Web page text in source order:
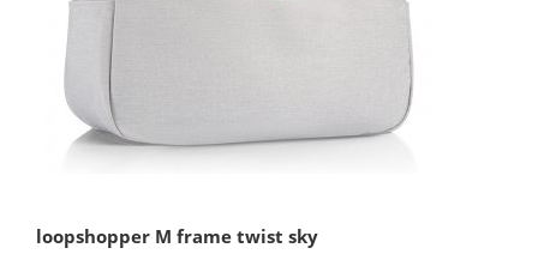
loopshopper M frame twist sky